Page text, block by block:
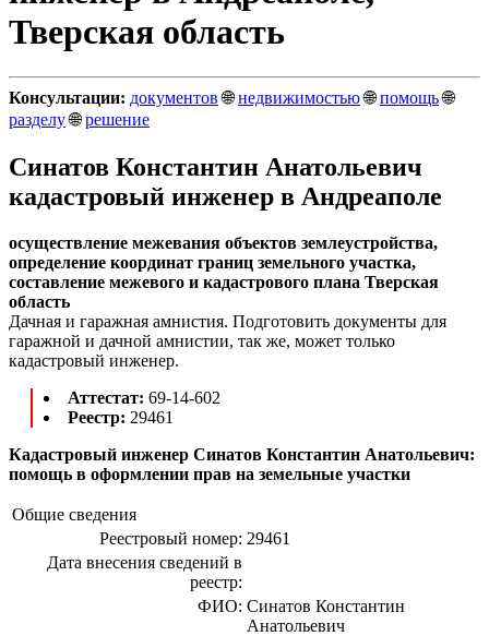
Тверская область
Консультации: документов🌐недвижимостью🌐помощь🌐
разделу🌐решение
Синатов Константин Анатольевич
кадастровый инженер в Андреаполе
осуществление межевания объектов землеустройства,
определение координат границ земельного участка,
составление межевого и кадастрового плана Тверская
область
Дачная и гаражная амнистия. Подготовить документы для
гаражной и дачной амнистии, так же, может только
кадастровый инженер.
Аттестат: 69-14-602
Реестр: 29461
Кадастровый инженер Синатов Константин Анатольевич:
помощь в оформлении прав на земельные участки
Общие сведения
Реестровый номер: 29461
Дата внесения сведений в
реестр:
ФИО: Синатов Константин
Анатольевич